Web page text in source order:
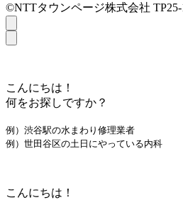
©NTTタウンページ株式会社 TP25-
こんにちは！
何をお探しですか？
例）渋谷駅の水まわり修理業者
例）世田谷区の土日にやっている内科
こんにちは！